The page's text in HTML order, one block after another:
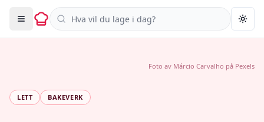
Søk i oppskrifter
LETT BAKEVERK
Foto av Márcio Carvalho på Pexels